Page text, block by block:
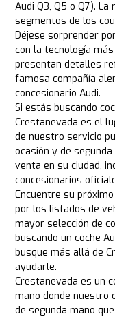
Audi Q3, Q5 o Q7).
segmentos de los
Déjese sorprender
con la tecnología
presentan detalles
famosa compañía
concesionario Audi.
Si estás buscando
Crestanevada es el
de nuestro servicio
ocasión y de
venta en su ciudad,
concesionarios
Encuentre su
por los listados de
mayor selección de
buscando un coche
busque más allá de
ayudarle.
Crestanevada es un
mano donde nuestro
de segunda mano